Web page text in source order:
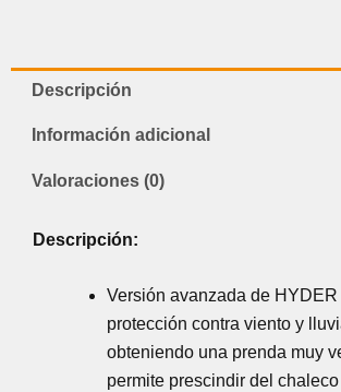
Descripción
Información adicional
Valoraciones (0)
Descripción:
Versión avanzada de
protección contra viento y
obteniendo una prenda muy
permite prescindir del